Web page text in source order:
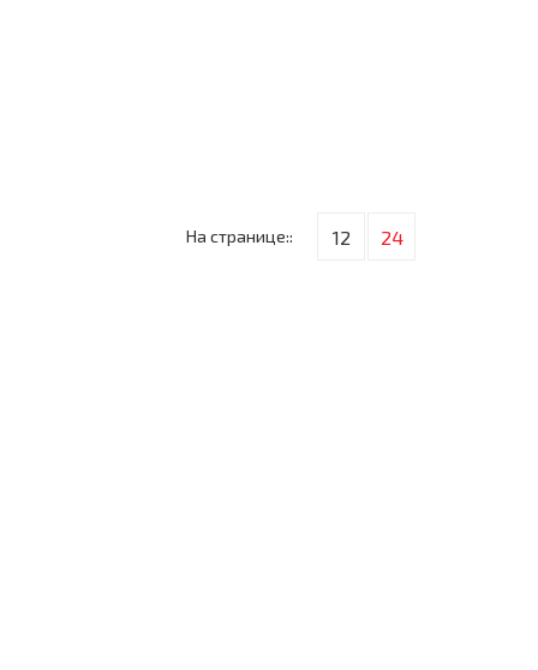
На странице:: 12 24